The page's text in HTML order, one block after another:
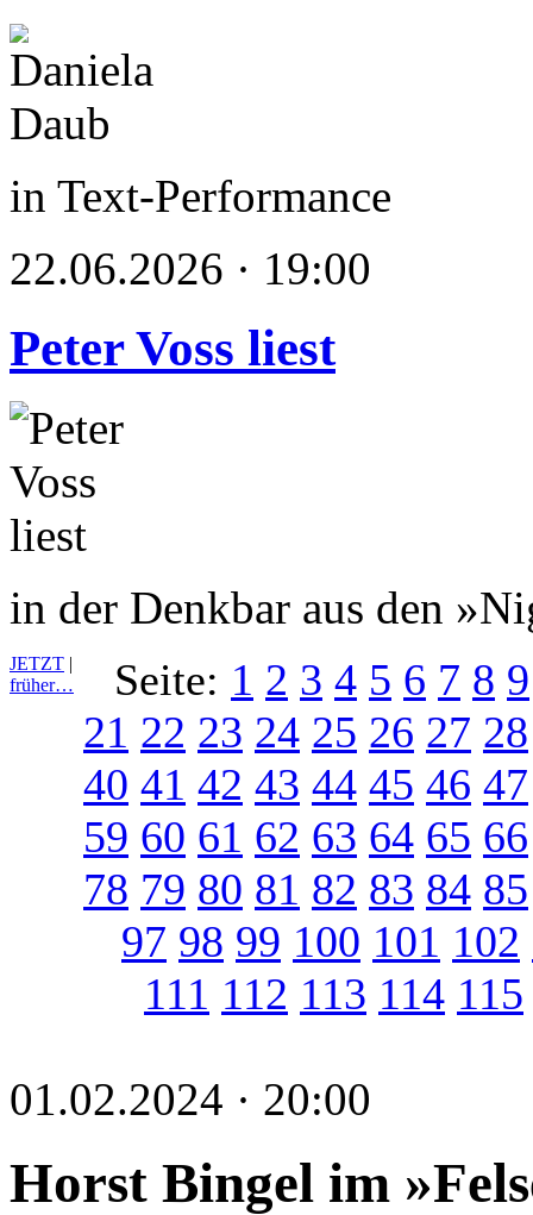
in Text-Performance
22.06.2026 · 19:00
Peter Voss liest
in der Denkbar aus den
JETZT |
früher…
Seite: 1 2 3 4 5 6 7 8 9
21 22 23 24 25 26 27 28
40 41 42 43 44 45 46 47
59 60 61 62 63 64 65 66
78 79 80 81 82 83 84 85
97 98 99 100 101 102
111 112 113 114 115
01.02.2024 · 20:00
Horst Bingel im